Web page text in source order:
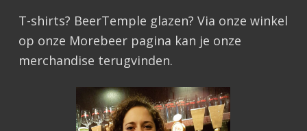
T-shirts? BeerTemple glazen? Via onze winkel
op onze Morebeer pagina kan je onze
merchandise terugvinden.